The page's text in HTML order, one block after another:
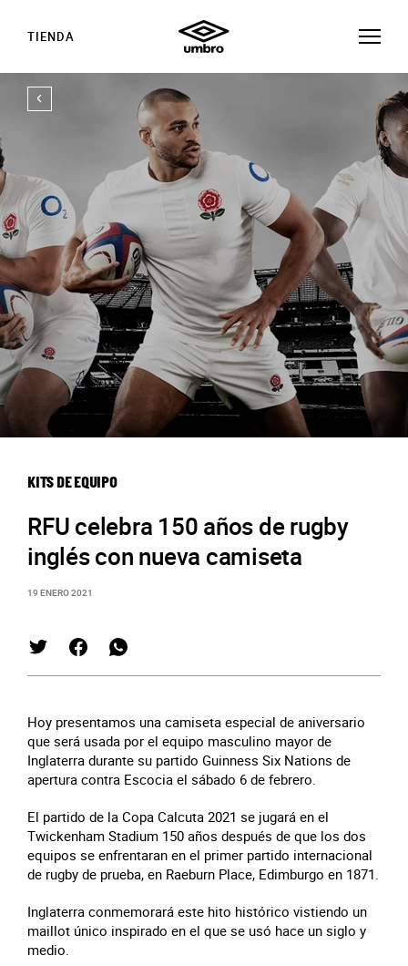
TIENDA
KITS DE EQUIPO
RFU celebra 150 años de rugby
inglés con nueva camiseta
19 ENERO 2021
Hoy presentamos una camiseta especial de aniversario
que será usada por el equipo masculino mayor de
Inglaterra durante su partido Guinness Six Nations de
apertura contra Escocia el sábado 6 de febrero.
El partido de la Copa Calcuta 2021 se jugará en el
Twickenham Stadium 150 años después de que los dos
equipos se enfrentaran en el primer partido internacional
de rugby de prueba, en Raeburn Place, Edimburgo en 1871.
Inglaterra conmemorará este hito histórico vistiendo un
maillot único inspirado en el que se usó hace un siglo y
medio.